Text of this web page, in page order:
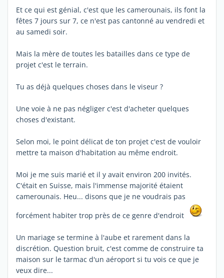
Et ce qui est génial, c'est que les camerounais, ils font la
fêtes 7 jours sur 7, ce n'est pas cantonné au vendredi et
au samedi soir.
Mais la mère de toutes les batailles dans ce type de
projet c'est le terrain.
Tu as déjà quelques choses dans le viseur ?
Une voie à ne pas négliger c'est d'acheter quelques
choses d'existant.
Selon moi, le point délicat de ton projet c'est de vouloir
mettre ta maison d'habitation au même endroit.
Moi je me suis marié et il y avait environ 200 invités.
C'était en Suisse, mais l'immense majorité étaient
camerounais. Heu... disons que je ne voudrais pas
forcément habiter trop près de ce genre d'endroit
Un mariage se termine à l'aube et rarement dans la
discrétion. Question bruit, c'est comme de construire ta
maison sur le tarmac d'un aéroport si tu vois ce que je
veux dire...